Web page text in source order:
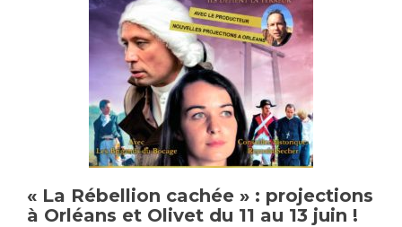
« La Rébellion cachée » : projections
à Orléans et Olivet du 11 au 13 juin !